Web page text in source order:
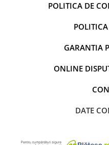
POLITICA DE
GARANTIA
ONLINE
DATE